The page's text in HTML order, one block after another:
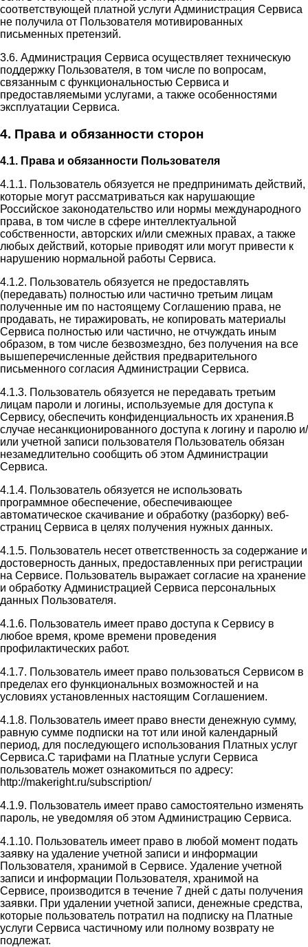
соответствующей платной услуги Администрация Сервиса
не получила от Пользователя мотивированных
письменных претензий.
3.6. Администрация Сервиса осуществляет техническую
поддержку Пользователя, в том числе по вопросам,
связанным с функциональностью Сервиса и
предоставляемыми услугами, а также особенностями
эксплуатации Сервиса.
4. Права и обязанности сторон
4.1. Права и обязанности Пользователя
4.1.1. Пользователь обязуется не предпринимать действий,
которые могут рассматриваться как нарушающие
Российское законодательство или нормы международного
права, в том числе в сфере интеллектуальной
собственности, авторских и/или смежных правах, а также
любых действий, которые приводят или могут привести к
нарушению нормальной работы Сервиса.
4.1.2. Пользователь обязуется не предоставлять
(передавать) полностью или частично третьим лицам
полученные им по настоящему Соглашению права, не
продавать, не тиражировать, не копировать материалы
Сервиса полностью или частично, не отчуждать иным
образом, в том числе безвозмездно, без получения на все
вышеперечисленные действия предварительного
письменного согласия Администрации Сервиса.
4.1.3. Пользователь обязуется не передавать третьим
лицам пароли и логины, используемые для доступа к
Сервису, обеспечить конфиденциальность их хранения.В
случае несанкционированного доступа к логину и паролю и/
или учетной записи пользователя Пользователь обязан
незамедлительно сообщить об этом Администрации
Сервиса.
4.1.4. Пользователь обязуется не использовать
программное обеспечение, обеспечивающее
автоматическое скачивание и обработку (разборку) веб-
страниц Сервиса в целях получения нужных данных.
4.1.5. Пользователь несет ответственность за содержание и
достоверность данных, предоставленных при регистрации
на Сервисе. Пользователь выражает согласие на хранение
и обработку Администрацией Сервиса персональных
данных Пользователя.
4.1.6. Пользователь имеет право доступа к Сервису в
любое время, кроме времени проведения
профилактических работ.
4.1.7. Пользователь имеет право пользоваться Сервисом в
пределах его функциональных возможностей и на
условиях установленных настоящим Соглашением.
4.1.8. Пользователь имеет право внести денежную сумму,
равную сумме подписки на тот или иной календарный
период, для последующего использования Платных услуг
Сервиса.С тарифами на Платные услуги Сервиса
пользователь может ознакомиться по адресу:
http://makeright.ru/subscription/
4.1.9. Пользователь имеет право самостоятельно изменять
пароль, не уведомляя об этом Администрацию Сервиса.
4.1.10. Пользователь имеет право в любой момент подать
заявку на удаление учетной записи и информации
Пользователя, хранимой в Сервисе. Удаление учетной
записи и информации Пользователя, хранимой на
Сервисе, производится в течение 7 дней с даты получения
заявки. При удалении учетной записи, денежные средства,
которые пользователь потратил на подписку на Платные
услуги Сервиса частичному или полному возврату не
подлежат.